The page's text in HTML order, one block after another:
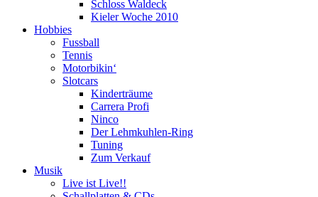
Schloss Waldeck
Kieler Woche 2010
Hobbies
Fussball
Tennis
Motorbikin‘
Slotcars
Kinderträume
Carrera Profi
Ninco
Der Lehmkuhlen-Ring
Tuning
Zum Verkauf
Musik
Live ist Live!!